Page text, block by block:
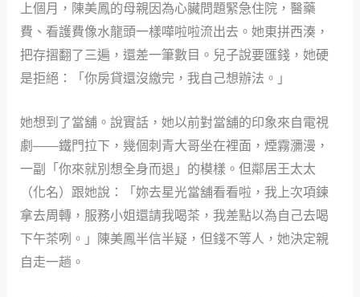
上個月，陳美鳳的母親因為心臟問題緊急住院，醫藥
費、看護費像水龍頭一樣嘩啦啦流出去。她東拼西湊，
把存摺翻了三遍，還差一筆數目。兒子說要匯錢，她硬
是拒絕：「你房貸還沒繳完，我自己想辦法。」
她想到了當舖。說實話，她以前對當舖的印象來自電視
劇——鐵門拉下，幾個刺青大哥坐在裡面，煙霧瀰漫，
一副「你來就別想全身而退」的模樣。但鄰居王太太
（化名）跟她說：「妳去星光當舖看看啦，我上次項鍊
拿去周轉，服務小姐還請我喝茶，我差點以為自己去喝
下午茶咧。」陳美鳳半信半疑，但錢不等人，她決定親
自走一趟。